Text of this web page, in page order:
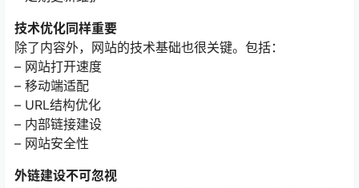
技术优化同样重要
除了内容外，网站的技术基础也很关键。包括：
– 网站打开速度
– 移动端适配
– URL结构优化
– 内部链接建设
– 网站安全性
外链建设不可忽视